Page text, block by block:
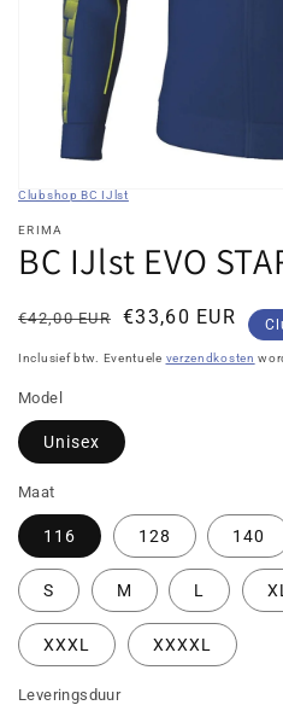
Clubshop BC IJlst
ERIMA
BC IJlst EVO
Normale
€42,00 EUR
Kortingsprijs€33,60 EUR
Inclusief btw. Eventuele verzendkosten
Model
Unisex
Maat
116 128 140
S M L XL
XXXL XXXXL
Leveringsduur